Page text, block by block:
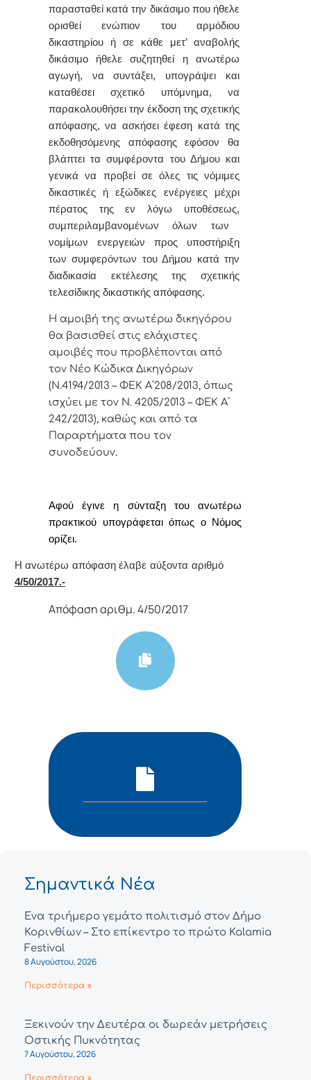
παρασταθεί κατά την δικάσιμο που ήθελε
ορισθεί ενώπιον του αρμόδιου
δικαστηρίου ή σε κάθε μετ’ αναβολής
δικάσιμο ήθελε συζητηθεί η ανωτέρω
αγωγή, να συντάξει, υπογράψει και
καταθέσει σχετικό υπόμνημα, να
παρακολουθήσει την έκδοση της σχετικής
απόφασης, να ασκήσει έφεση κατά της
εκδοθησόμενης απόφασης εφόσον θα
βλάπτει τα συμφέροντα του Δήμου και
γενικά να προβεί σε όλες τις νόμιμες
δικαστικές ή εξώδικες ενέργειες μέχρι
πέρατος της εν λόγω υποθέσεως,
συμπεριλαμβανομένων όλων των
νομίμων ενεργειών προς υποστήριξη
των συμφερόντων του Δήμου κατά την
διαδικασία εκτέλεσης της σχετικής
τελεσίδικης δικαστικής απόφασης.
Η αμοιβή της ανωτέρω δικηγόρου
θα βασισθεί στις ελάχιστες
αμοιβές που προβλέπονται από
τον Νέο Κώδικα Δικηγόρων
(Ν.4194/2013 – ΦΕΚ Α΄208/2013, όπως
ισχύει με τον Ν. 4205/2013 – ΦΕΚ Α΄
242/2013), καθώς και από τα
Παραρτήματα που τον
συνοδεύουν.
Αφoύ έγιvε η σύvταξη τoυ αvωτέρω
πρακτικoύ υπoγράφεται όπως o Νόμoς
oρίζει.
Η αvωτέρω απόφαση έλαβε αύξοντα αριθμό
4/50/2017.-
Απόφαση αριθμ. 4/50/2017
Σημαντικά Νέα
Ένα τριήμερο γεμάτο πολιτισμό στον Δήμο
Κορινθίων – Στο επίκεντρο το πρώτο Kalamia
Festival
8 Αυγούστου, 2026
Περισσότερα »
Ξεκινούν την Δευτέρα οι δωρεάν μετρήσεις
Οστικής Πυκνότητας
7 Αυγούστου, 2026
Περισσότερα »